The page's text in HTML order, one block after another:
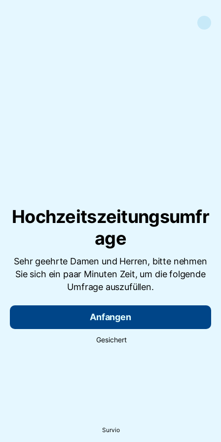
Hochzeitszeitungsumfr
age
Sehr geehrte Damen und Herren, bitte nehmen
Sie sich ein paar Minuten Zeit, um die folgende
Umfrage auszufüllen.
Anfangen
Gesichert
Survio